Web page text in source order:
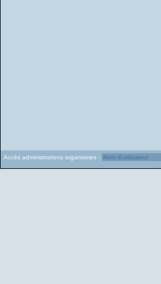
Accès administrations organismes :